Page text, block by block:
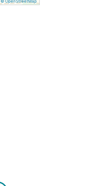
© OpenStreetMap